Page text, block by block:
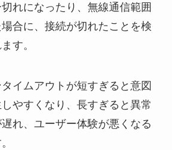
れになったり、無線通信範囲
合に、接続が切れたことを検
す。
イムアウトが短すぎると意図
やすくなり、長すぎると異常
れ、ユーザー体験が悪くなる